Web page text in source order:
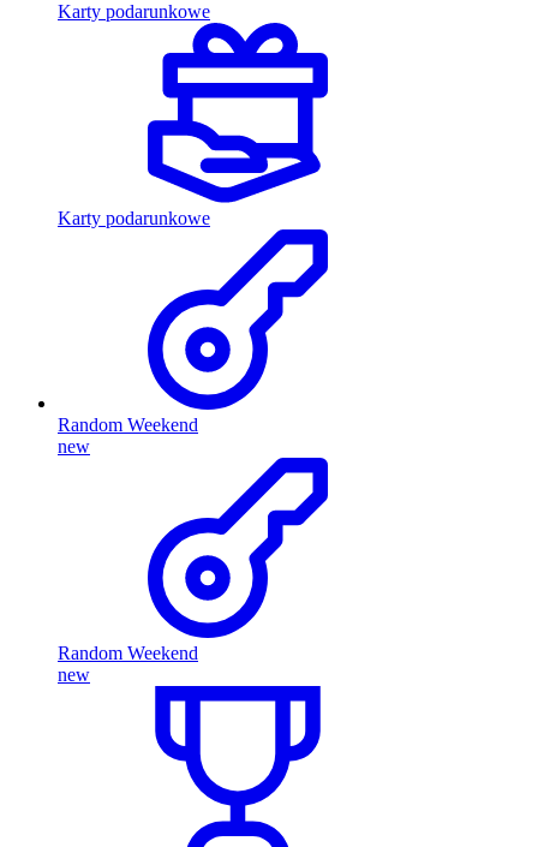
Karty podarunkowe
Karty podarunkowe
Random Weekend
new
Random Weekend
new